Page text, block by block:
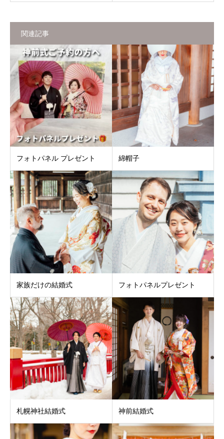
関連記事
フォトパネル プレゼント 綿帽子
家族だけの結婚式 フォトパネルプレゼント
札幌神社結婚式 神前結婚式